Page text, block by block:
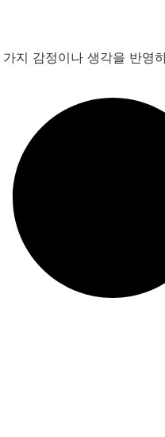
지 감정이나 생각을 반영